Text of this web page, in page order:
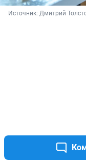
Источник: Дмитрий